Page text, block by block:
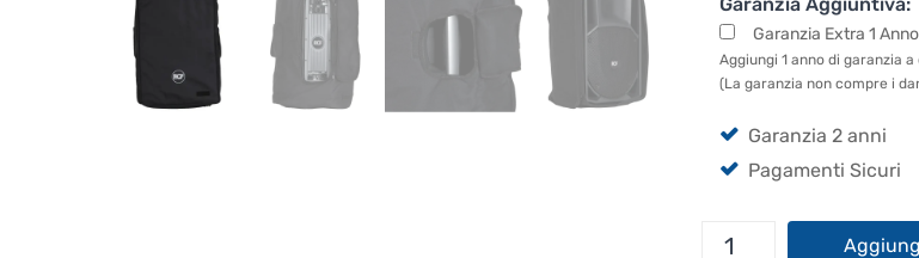
Garanzia Extra 1 Anno
Aggiungi 1 anno di garanzia
(La garanzia non compre i
Garanzia 2 anni
Pagamenti Sicuri
RCF